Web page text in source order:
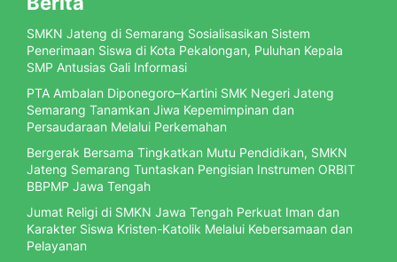
SMKN Jateng di Semarang Sosialisasikan Sistem
Penerimaan Siswa di Kota Pekalongan, Puluhan Kepala
SMP Antusias Gali Informasi
PTA Ambalan Diponegoro–Kartini SMK Negeri Jateng
Semarang Tanamkan Jiwa Kepemimpinan dan
Persaudaraan Melalui Perkemahan
Bergerak Bersama Tingkatkan Mutu Pendidikan, SMKN
Jateng Semarang Tuntaskan Pengisian Instrumen ORBIT
BBPMP Jawa Tengah
Jumat Religi di SMKN Jawa Tengah Perkuat Iman dan
Karakter Siswa Kristen-Katolik Melalui Kebersamaan dan
Pelayanan